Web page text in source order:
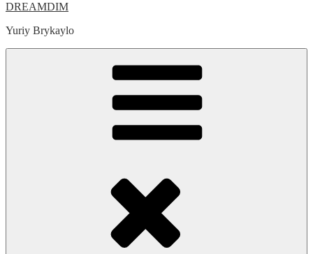
DREAMDIM
Yuriy Brykaylo